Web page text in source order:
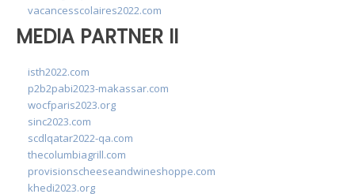
vacancesscolaires2022.com
MEDIA PARTNER II
isth2022.com
p2b2pabi2023-makassar.com
wocfparis2023.org
sinc2023.com
scdlqatar2022-qa.com
thecolumbiagrill.com
provisionscheeseandwineshoppe.com
khedi2023.org